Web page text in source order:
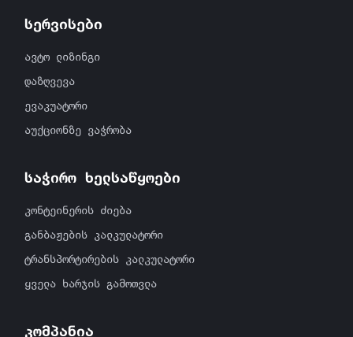
სერვისები
ავტო ლიზინგი
დაზღვევა
ევაკუატორი
აუქციონზე ვაჭრობა
საჭირო ხელსაწყოები
კონტეინერის ძიება
განბაჟების კალკულატორი
ტრანსპორტირების კალკულატორი
ყველა ხარჯის გამოთვლა
კომპანია